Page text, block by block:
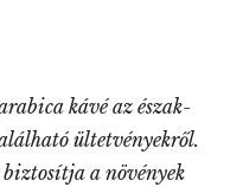
kávé az észak-
ültetvényekről.
a növények